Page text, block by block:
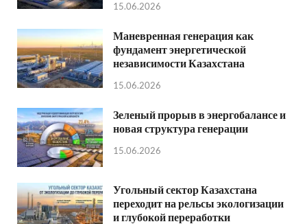
15.06.2026
Маневренная генерация как
фундамент энергетической
независимости Казахстана
15.06.2026
Зеленый прорыв в энергобалансе и
новая структура генерации
15.06.2026
Угольный сектор Казахстана
переходит на рельсы экологизации
и глубокой переработки